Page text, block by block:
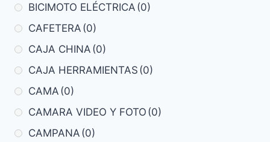
BICIMOTO ELÉCTRICA (0)
CAFETERA (0)
CAJA CHINA (0)
CAJA HERRAMIENTAS (0)
CAMA (0)
CAMARA VIDEO Y FOTO (0)
CAMPANA (0)